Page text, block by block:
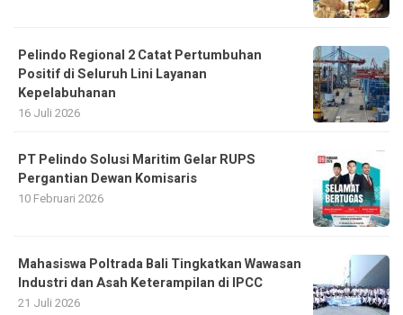
Pelindo Regional 2 Catat Pertumbuhan
Positif di Seluruh Lini Layanan
Kepelabuhanan
16 Juli 2026
PT Pelindo Solusi Maritim Gelar RUPS
Pergantian Dewan Komisaris
10 Februari 2026
Mahasiswa Poltrada Bali Tingkatkan Wawasan
Industri dan Asah Keterampilan di IPCC
21 Juli 2026